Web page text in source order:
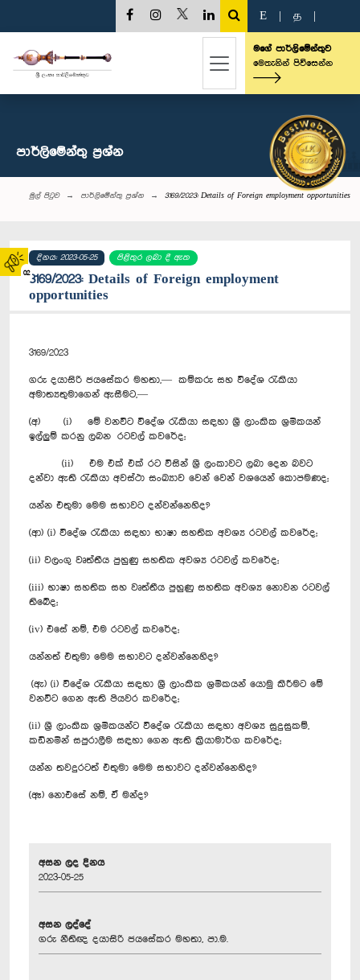
02
E த
මගේ පාර්ලිමේන්තුව
මෙතැනින් පිවිසෙන්න
පාර්ලි‌මේන්තු‌ ප්‍රශ්න
මුල් පිටුව පාර්ලි‌මේන්තු‌ ප්‍රශ්න 3169/2023: Details of Foreign employment opportunities
දිනය: 2023-05-25 පිළිතුර ලබා දී ඇත
3169/2023: Details of Foreign employment
opportunities
3169/2023
ගරු දයාසිරි ජයසේකර මහතා,— කම්කරු සහ විදේශ රැකියා
අමාත්‍යතුමාගෙන් ඇසීමට,—
(අ) (i) මේ වනවිට විදේශ රැකියා සඳහා ශ්‍රී ලාංකික ශ්‍රමිකයන්
ඉල්ලුම් කරනු ලබන රටවල් කවරේද;
(ii) එම එක් එක් රට විසින් ශ්‍රී ලංකාවට ලබා දෙන බවට
දන්වා ඇති රැකියා අවස්ථා සංඛ්‍යාව වෙන් වෙන් වශයෙන් කොපමණද;
යන්න එතුමා මෙම සභාවට දන්වන්නෙහිද?
(ආ) (i) විදේශ රැකියා සඳහා භාෂා සහතික අවශ්‍ය රටවල් කවරේද;
(ii) වලංගු වෘත්තීය පුහුණු සහතික අවශ්‍ය රටවල් කවරේද;
(iii) භාෂා සහතික සහ වෘත්තීය පුහුණු සහතික අවශ්‍ය නොවන රටවල්
තිබේද;
(iv) එසේ නම්, එම රටවල් කවරේද;
යන්නත් එතුමා මෙම සභාවට දන්වන්නෙහිද?
(ඇ) (i) විදේශ රැකියා සඳහා ශ්‍රී ලාංකික ශ්‍රමිකයන් යොමු කිරීමට මේ
වනවිට ගෙන ඇති පියවර කවරේද;
(ii) ශ්‍රී ලාංකික ශ්‍රමිකයන්ට විදේශ රැකියා සඳහා අවශ්‍ය සුදුසුකම්,
කඩිනමින් සපුරාලීම සඳහා ගෙන ඇති ක්‍රියාමාර්ග කවරේද;
යන්න තවදුරටත් එතුමා මෙම සභාවට දන්වන්නෙහිද?
(ඈ) නොඑසේ නම්, ඒ මන්ද?
අසන ලද දිනය
2023-05-25
අසන ලද්දේ
ගරු නීතිඥ දයාසිරි ජයසේකර මහතා, පා.ම.